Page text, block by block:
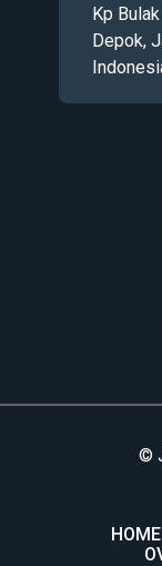
Kp
Depok,
©
HOME